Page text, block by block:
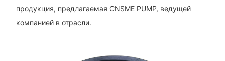
продукция, предлагаемая CNSME PUMP, ведущей
компанией в отрасли.